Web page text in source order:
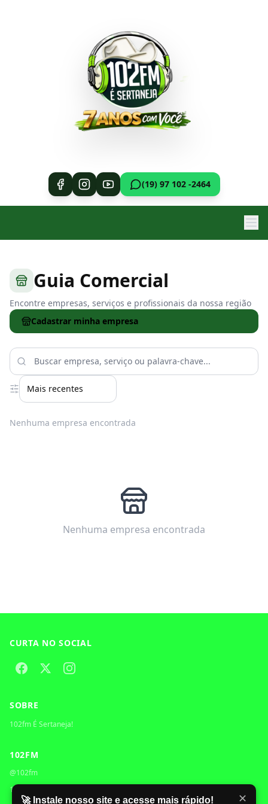
(19) 97 102 -2464
Guia Comercial
Encontre empresas, serviços e profissionais da nossa região
Cadastrar minha empresa
Nenhuma empresa encontrada
Nenhuma empresa encontrada
CURTA NO SOCIAL
SOBRE
102fm É Sertaneja!
102FM
@102fm
102FM
✕
🚀 Instale nosso site e acesse mais rápido!